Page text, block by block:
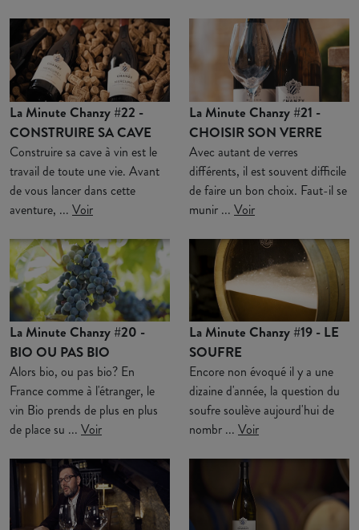
La Minute Chanzy #22 -
CONSTRUIRE SA CAVE
Construire sa cave à vin est le
travail de toute une vie. Avant
de vous lancer dans cette
aventure, ... Voir
La Minute Chanzy #21 -
CHOISIR SON VERRE
Avec autant de verres
différents, il est souvent difficile
de faire un bon choix. Faut-il se
munir ... Voir
La Minute Chanzy #20 -
BIO OU PAS BIO
Alors bio, ou pas bio? En
France comme à l'étranger, le
vin Bio prends de plus en plus
de place su ... Voir
La Minute Chanzy #19 - LE
SOUFRE
Encore non évoqué il y a une
dizaine d'année, la question du
soufre soulève aujourd'hui de
nombr ... Voir